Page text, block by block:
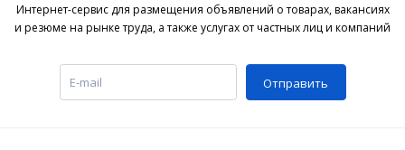
Интернет-сервис для размещения объявлений о товарах, вакансиях
и резюме на рынке труда, а также услугах от частных лиц и компаний
Отправить